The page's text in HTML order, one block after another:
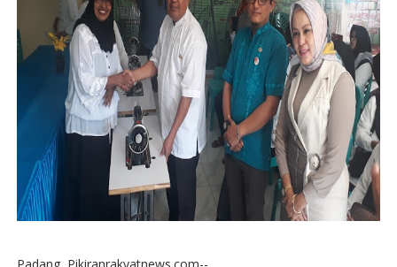
Padang, Pikiranrakyatnews.com--